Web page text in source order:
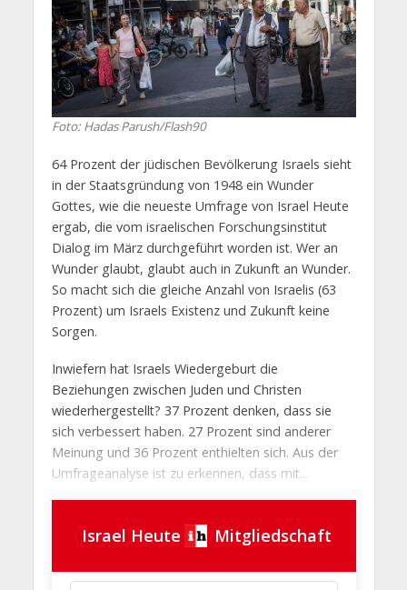
Foto: Hadas Parush/Flash90
64 Prozent der jüdischen Bevölkerung Israels sieht
in der Staatsgründung von 1948 ein Wunder
Gottes, wie die neueste Umfrage von Israel Heute
ergab, die vom israelischen Forschungsinstitut
Dialog im März durchgeführt worden ist. Wer an
Wunder glaubt, glaubt auch in Zukunft an Wunder.
So macht sich die gleiche Anzahl von Israelis (63
Prozent) um Israels Existenz und Zukunft keine
Sorgen.
Inwiefern hat Israels Wiedergeburt die
Beziehungen zwischen Juden und Christen
wiederhergestellt? 37 Prozent denken, dass sie
sich verbessert haben. 27 Prozent sind anderer
Meinung und 36 Prozent enthielten sich. Aus der
Umfrageanalyse ist zu erkennen, dass mit...
Israel Heute Mitgliedschaft